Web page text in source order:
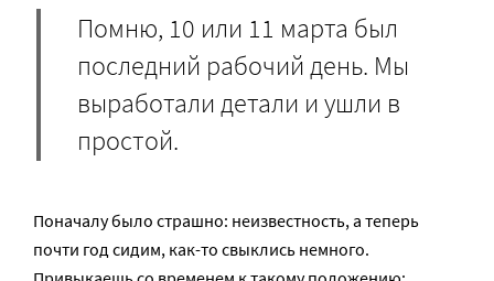
Помню, 10 или 11 марта был
последний рабочий день. Мы
выработали детали и ушли в
простой.
Поначалу было страшно: неизвестность, а теперь
почти год сидим, как-то свыклись немного.